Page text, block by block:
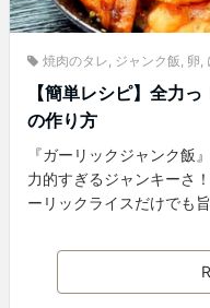
焼肉のタレ ジャンク飯 卵
【簡単レシピ】全力
の作り方
『ガーリックジャンク飯
力的すぎるジャンキーさ
ーリックライスだけでも